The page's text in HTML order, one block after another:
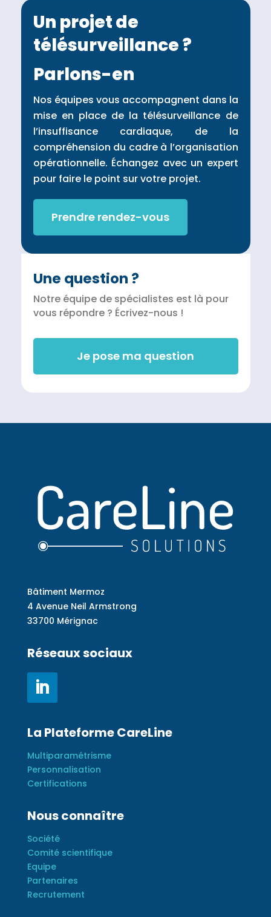
Un projet de
télésurveillance ?
Parlons-en
Nos équipes vous accompagnent dans la
mise en place de la télésurveillance de
l’insuffisance cardiaque, de la
compréhension du cadre à l’organisation
opérationnelle. Échangez avec un expert
pour faire le point sur votre projet.
Prendre rendez-vous
Une question ?
Notre équipe de spécialistes est là pour
vous répondre ? Écrivez-nous !
Je pose ma question
Bâtiment Mermoz
4 Avenue Neil Armstrong
33700 Mérignac
Réseaux sociaux
La Plateforme CareLine
Multiparamétrisme
Personnalisation
Certifications
Nous connaître
Société
Comité scientifique
Equipe
Partenaires
Recrutement